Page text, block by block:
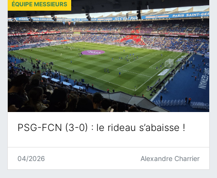
PSG-FCN (3-0) : le rideau s’abaisse !
ÉQUIPE MESSIEURS
04/2026 Alexandre Charrier